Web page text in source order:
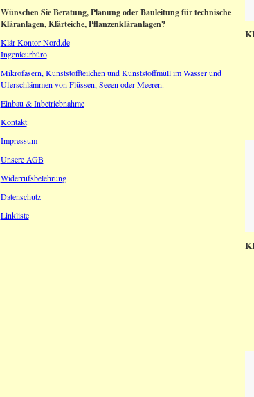
Wünschen Sie Beratung, Planung oder Bauleitung für technische
Kläranlagen, Klärteiche, Pflanzenkläranlagen?
Klär-Kontor-Nord.de
Ingenieurbüro
Mikrofasern, Kunststoffteilchen und Kunststoffmüll im Wasser und
Uferschlämmen von Flüssen, Seeen oder Meeren.
Einbau & Inbetriebnahme
Kontakt
Impressum
Unsere AGB
Widerrufsbelehrung
Datenschutz
Linkliste